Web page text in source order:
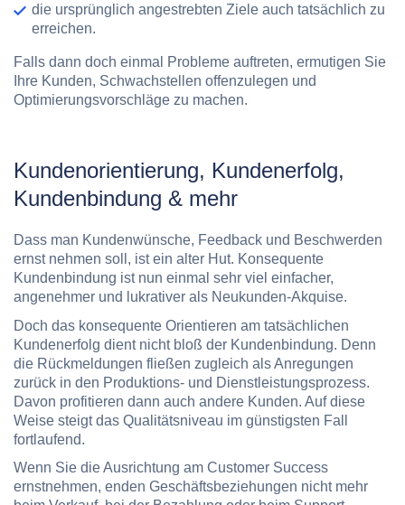
die ursprünglich angestrebten Ziele auch tatsächlich zu
erreichen.
Falls dann doch einmal Probleme auftreten, ermutigen Sie
Ihre Kunden, Schwachstellen offenzulegen und
Optimierungsvorschläge zu machen.
Kundenorientierung, Kundenerfolg,
Kundenbindung & mehr
Dass man Kundenwünsche, Feedback und Beschwerden
ernst nehmen soll, ist ein alter Hut. Konsequente
Kundenbindung ist nun einmal sehr viel einfacher,
angenehmer und lukrativer als Neukunden-Akquise.
Doch das konsequente Orientieren am tatsächlichen
Kundenerfolg dient nicht bloß der Kundenbindung. Denn
die Rückmeldungen fließen zugleich als Anregungen
zurück in den Produktions- und Dienstleistungsprozess.
Davon profitieren dann auch andere Kunden. Auf diese
Weise steigt das Qualitätsniveau im günstigsten Fall
fortlaufend.
Wenn Sie die Ausrichtung am Customer Success
ernstnehmen, enden Geschäftsbeziehungen nicht mehr